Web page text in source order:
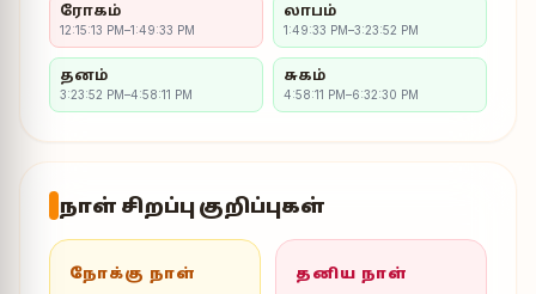
ரோகம்
12:15:13 PM–1:49:33 PM
லாபம்
1:49:33 PM–3:23:52 PM
தனம்
3:23:52 PM–4:58:11 PM
சுகம்
4:58:11 PM–6:32:30 PM
நாள் சிறப்பு குறிப்புகள்
நோக்கு நாள் தனிய நாள்